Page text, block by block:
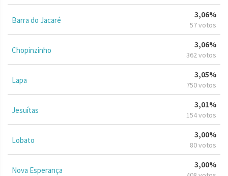
Barra do Jacaré
3,06%
57 votos
Chopinzinho
3,06%
362 votos
Lapa
3,05%
750 votos
Jesuítas
3,01%
154 votos
Lobato
3,00%
80 votos
Nova Esperança
3,00%